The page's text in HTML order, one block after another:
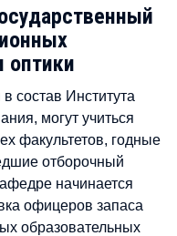
оптики
состав Института
могут учиться
факультетов, годные
отборочный
начинается
офицеров запаса
образовательных